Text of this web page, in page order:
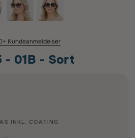
Kundeanmeldelser
- 01B - Sort
INKL. COATING